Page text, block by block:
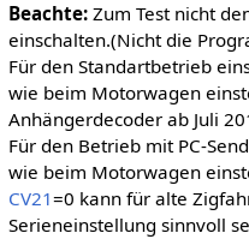
Beachte:Zum Test nicht
einschalten.(Nicht die
Für den Standartbetrieb
wie beim Motorwagen
Anhängerdecoder ab Juli
Für den Betrieb mit PC-
wie beim Motorwagen
CV21=0 kann für alte
Serieneinstellung sinnvoll